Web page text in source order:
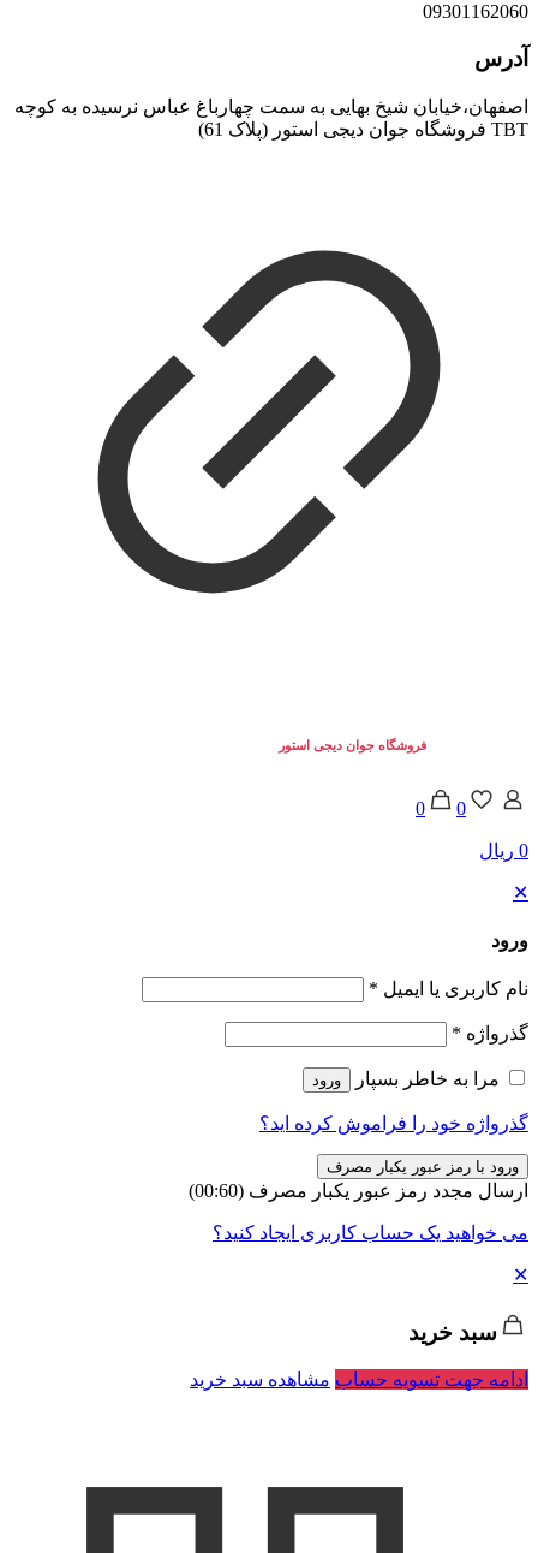
09301162060
آدرس
اصفهان،خیابان شیخ بهایی به سمت چهارباغ عباس نرسیده به کوچه
TBT فروشگاه جوان دیجی استور (پلاک 61)
فروشگاه جوان دیجی استور
0
0
0 ریال
✕
ورود
نام کاربری یا ایمیل *
گذرواژه *
مرا به خاطر بسپار ورود
گذرواژه خود را فراموش کرده اید؟
ورود با رمز عبور یکبار مصرف
ارسال مجدد رمز عبور یکبار مصرف (00:
60
)
می خواهید یک حساب کاربری ایجاد کنید؟
✕
سبد خرید
ادامه جهت تسویه حساب مشاهده سبد خرید